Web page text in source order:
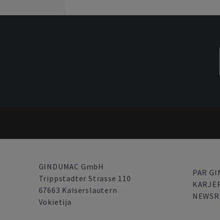
GINDUMAC GmbH
Trippstadter Strasse 110
67663 Kaiserslautern
Vokietija
PAR